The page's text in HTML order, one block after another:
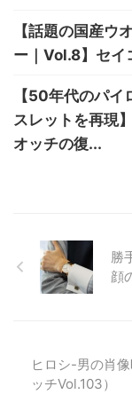
【話題の国産ウ
ー｜Vol.8】セイ
【50年代のパイ
スレットを再現
オッチの復...
勝
顔
ヒロシ-男の肖
ッチVol.103）